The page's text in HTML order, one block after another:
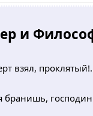
и
взял,
бранишь,